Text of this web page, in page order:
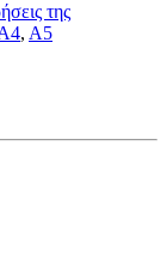
της
, A5